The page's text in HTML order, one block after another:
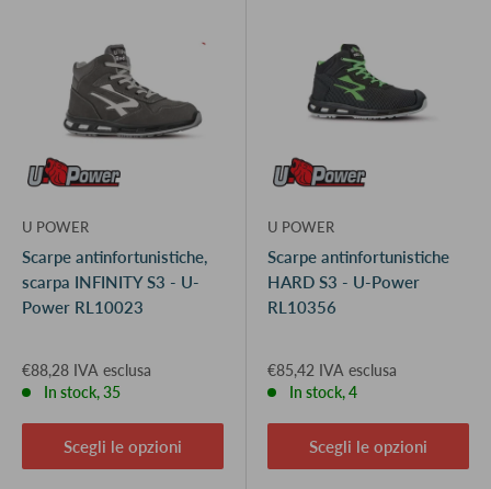
U POWER
Scarpe antinfortunistiche,
scarpa INFINITY S3 - U-
Power RL10023
€88,28 IVA esclusa
In stock, 35
Scegli le opzioni
U POWER
Scarpe antinfortunistiche
HARD S3 - U-Power
RL10356
€85,42 IVA esclusa
In stock, 4
Scegli le opzioni